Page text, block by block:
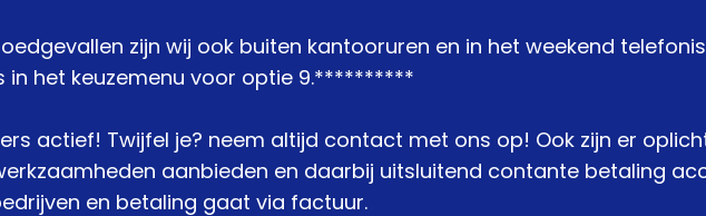
zijn wij ook buiten kantooruren en in het weekend
in het keuzemenu voor optie 9.**********
actief! Twijfel je? neem altijd contact met ons op! Ook zijn er
aanbieden en daarbij uitsluitend contante betaling
en betaling gaat via factuur.